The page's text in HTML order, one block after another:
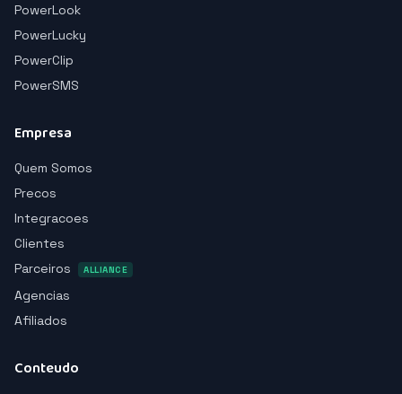
PowerLook
PowerLucky
PowerClip
PowerSMS
Empresa
Quem Somos
Precos
Integracoes
Clientes
Parceiros
ALLIANCE
Agencias
Afiliados
Conteudo